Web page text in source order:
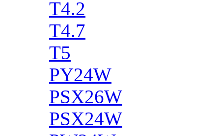
T4.2
T4.7
T5
PY24W
PSX26W
PSX24W